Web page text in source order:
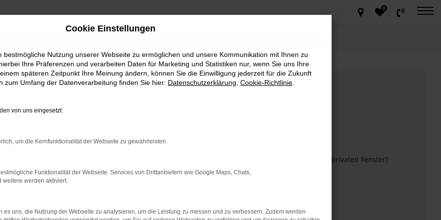
0
bestimmter Seiten verhindern. Funktioniert die Seite in einem anderen Browser oder in einem privaten Fenster?
beheben.
dem neuesten Stand sind.
kann auch dazu führen, dass bestimmte Funktionen nicht mehr unterstützt werden.
Cookie Einstellungen
bestmögliche Nutzung unserer Webseite zu ermöglichen und unsere Kommunikation mit Ihnen zu
Ihre Präferenzen und verarbeiten Daten für Marketing und Statistiken nur, wenn Sie uns Ihre
späteren Zeitpunkt Ihre Meinung ändern, können Sie die Einwilligung jederzeit für die Zukunft
zum Umfang der Datenverarbeitung finden Sie hier: Datenschutzerklärung Cookie-Richtlinie
von uns eingesetzt:
um die Kernfunktionalität der Webseite zu gewährleisten.
Funktionalität der Webseite. Services von Drittanbietern wie Google Maps, Chats,
weitere werden aktiviert.
es uns, die Nutzung der Webseite zu analysieren, um die Leistung zu messen und zu verbessern. Zudem werden